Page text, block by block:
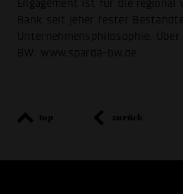
Engagement ist für die regional
Bank seit jeher fester
Unternehmensphilosophie.
BW: www.sparda-bw.de
top zurück